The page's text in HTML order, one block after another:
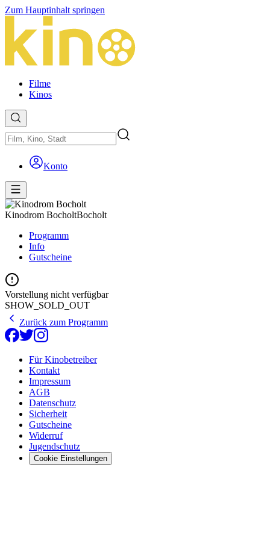
Zum Hauptinhalt springen
Filme
Kinos
Konto
Kinodrom BocholtBocholt
Programm
Info
Gutscheine
Vorstellung nicht verfügbar
SHOW_SOLD_OUT
Zurück zum Programm
Für Kinobetreiber
Kontakt
Impressum
AGB
Datenschutz
Sicherheit
Gutscheine
Widerruf
Jugendschutz
Cookie Einstellungen